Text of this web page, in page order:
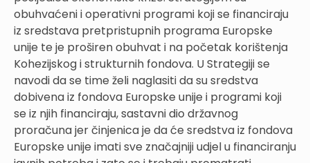
obuhvaćeni i operativni programi koji se financiraju
iz sredstava pretpristupnih programa Europske
unije te je proširen obuhvat i na početak korištenja
Kohezijskog i strukturnih fondova. U Strategiji se
navodi da se time želi naglasiti da su sredstva
dobivena iz fondova Europske unije i programi koji
se iz njih financiraju, sastavni dio državnog
proračuna jer činjenica je da će sredstva iz fondova
Europske unije imati sve značajniji udjel u financiranju